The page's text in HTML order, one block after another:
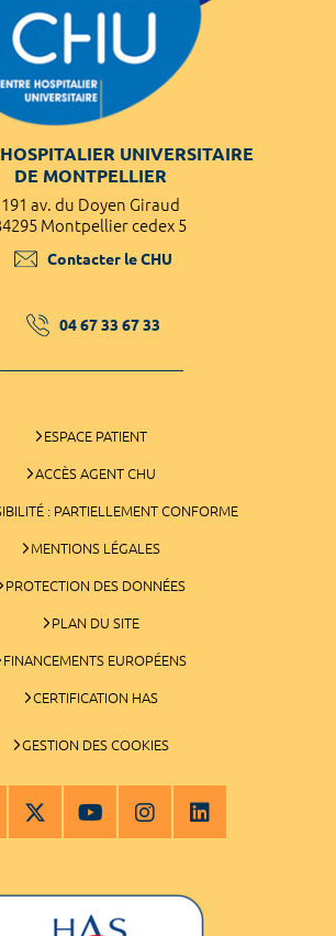
UNIVERSITAIRE
DE MONTPELLIER
191 av. du Doyen Giraud
Montpellier cedex 5
Contacter le CHU
04 67 33 67 33
ESPACE PATIENT
ACCÈS AGENT CHU
: PARTIELLEMENT CONFORME
MENTIONS LÉGALES
PROTECTION DES DONNÉES
PLAN DU SITE
FINANCEMENTS EUROPÉENS
CERTIFICATION HAS
GESTION DES COOKIES